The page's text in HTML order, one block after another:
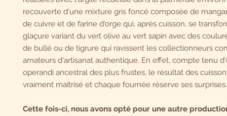
recouverte d'une mixture gris foncé composée de
de cuivre et de farine d'orge qui, après cuisson, se
glaçure variant du vert olive au vert sapin avec des
de bullé ou de tigrure qui ravissent les collectionneurs
amateurs d'artisanat authentique. En effet, compte tenu
operandi ancestral des plus frustes, le résultat des
vraiment maîtrisé et chaque fournée réserve ses
Cette fois-ci, nous avons opté pour une autre